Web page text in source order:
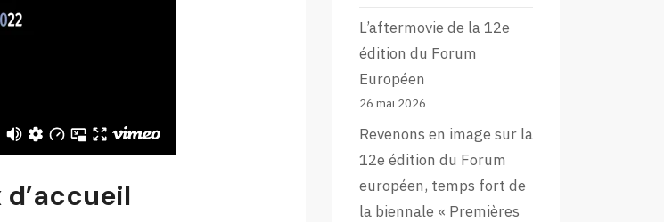
L’aftermovie de la 12e
édition du Forum
Européen
26 mai 2026
Revenons en image sur la
12e édition du Forum
européen, temps fort de
la biennale « Premières